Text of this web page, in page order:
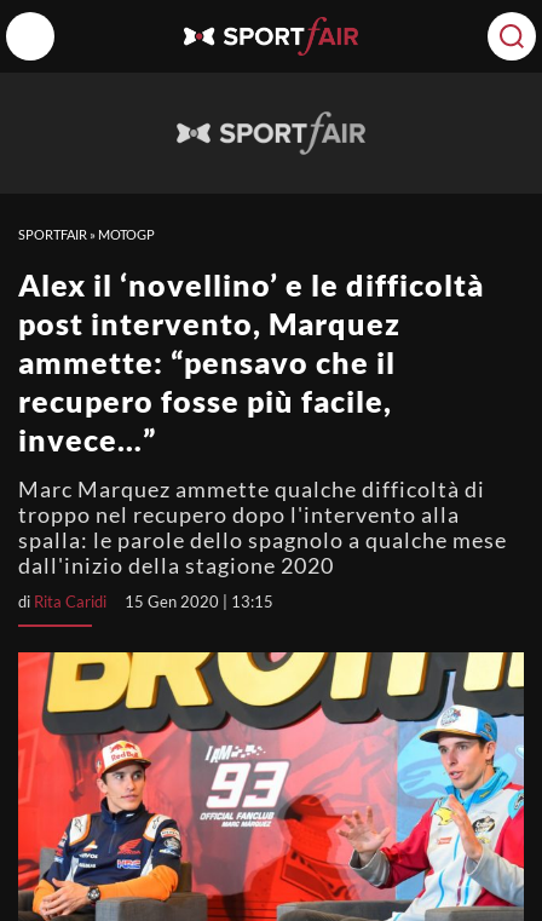
SPORTFAIR » MOTOGP
Alex il ‘novellino’ e le difficoltà
post intervento, Marquez
ammette: “pensavo che il
recupero fosse più facile,
invece…”
Marc Marquez ammette qualche difficoltà di
troppo nel recupero dopo l'intervento alla
spalla: le parole dello spagnolo a qualche mese
dall'inizio della stagione 2020
di Rita Caridi 15 Gen 2020 | 13:15